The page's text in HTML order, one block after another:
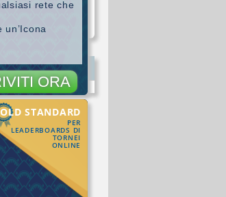
rete che
ORA
STANDARD
PER
LEADERBOARDS DI
TORNEI
ONLINE